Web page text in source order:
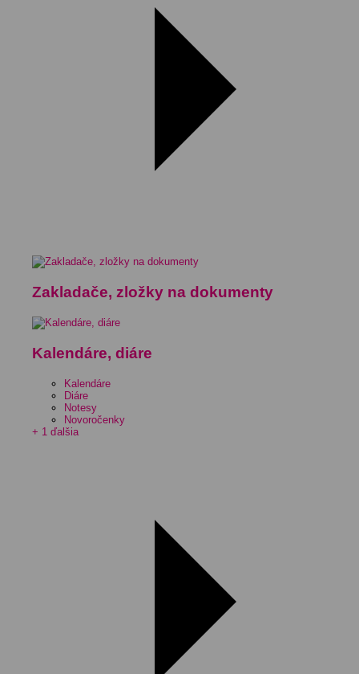
Zakladače, zložky na dokumenty
Kalendáre, diáre
Kalendáre
Diáre
Notesy
Novoročenky
+ 1 ďalšia